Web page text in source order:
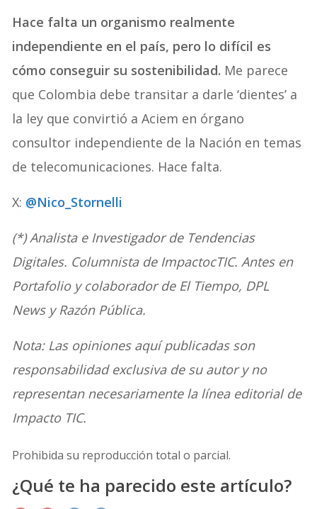
Hace falta un organismo realmente
independiente en el país, pero lo difícil es
cómo conseguir su sostenibilidad. Me parece
que Colombia debe transitar a darle ‘dientes’ a
la ley que convirtió a Aciem en órgano
consultor independiente de la Nación en temas
de telecomunicaciones. Hace falta.
X: @Nico_Stornelli
(*) Analista e Investigador de Tendencias
Digitales. Columnista de ImpactocTIC. Antes en
Portafolio y colaborador de El Tiempo, DPL
News y Razón Pública.
Nota: Las opiniones aquí publicadas son
responsabilidad exclusiva de su autor y no
representan necesariamente la línea editorial de
Impacto TIC.
Prohibida su reproducción total o parcial.
¿Qué te ha parecido este artículo?